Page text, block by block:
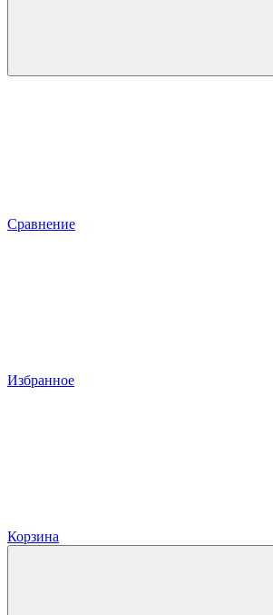
Сравнение
Избранное
Корзина